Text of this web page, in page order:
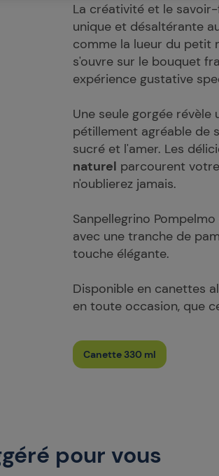
La créativité et le
unique et désaltérante
comme la lueur du petit
s'ouvre sur le bouquet
expérience gustative
Une seule gorgée
pétillement agréable de
sucré et l'amer. Les
naturel parcourent
n'oublierez jamais.
Sanpellegrino
avec une tranche de
touche élégante.
Disponible en canettes
en toute occasion, que
Canette 330 ml
pour vous